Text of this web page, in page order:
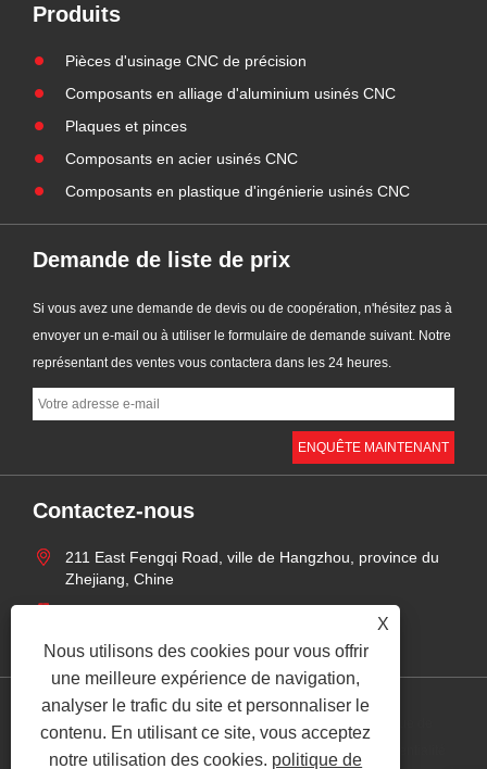
X
Nous utilisons des cookies pour vous offrir
une meilleure expérience de navigation,
analyser le trafic du site et personnaliser le
contenu. En utilisant ce site, vous acceptez
notre utilisation des cookies. politique de
de posit......
Produits
Pièces d'usinage CNC de précision
Composants en alliage d'aluminium usinés CNC
Plaques et pinces
Composants en acier usinés CNC
Composants en plastique d'ingénierie usinés CNC
Demande de liste de prix
Si vous avez une demande de devis ou de coopération, n'hésitez pas à
envoyer un e-mail ou à utiliser le formulaire de demande suivant. Notre
représentant des ventes vous contactera dans les 24 heures.
Contactez-nous
211 East Fengqi Road, ville de Hangzhou, province du
Zhejiang, Chine
zhaoyingjie@grandind.com
Links Sitemap RSS XML